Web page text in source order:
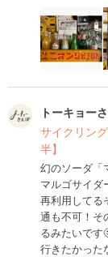
トーキョー
サイクリン
半】
幻のソーダ「
マルゴサイダ
再利用してる
通も不可！そ
るみたいです
行きたかっ